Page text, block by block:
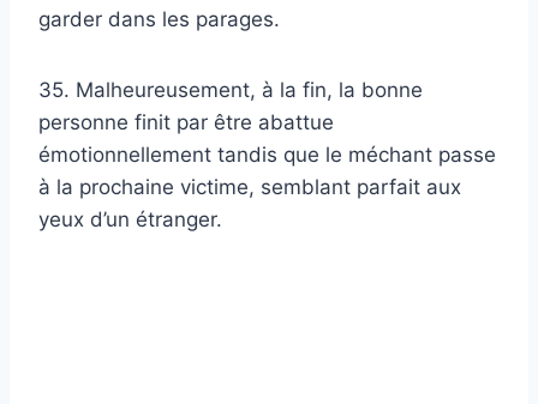
garder dans les parages.
35. Malheureusement, à la fin, la bonne
personne finit par être abattue
émotionnellement tandis que le méchant passe
à la prochaine victime, semblant parfait aux
yeux d’un étranger.